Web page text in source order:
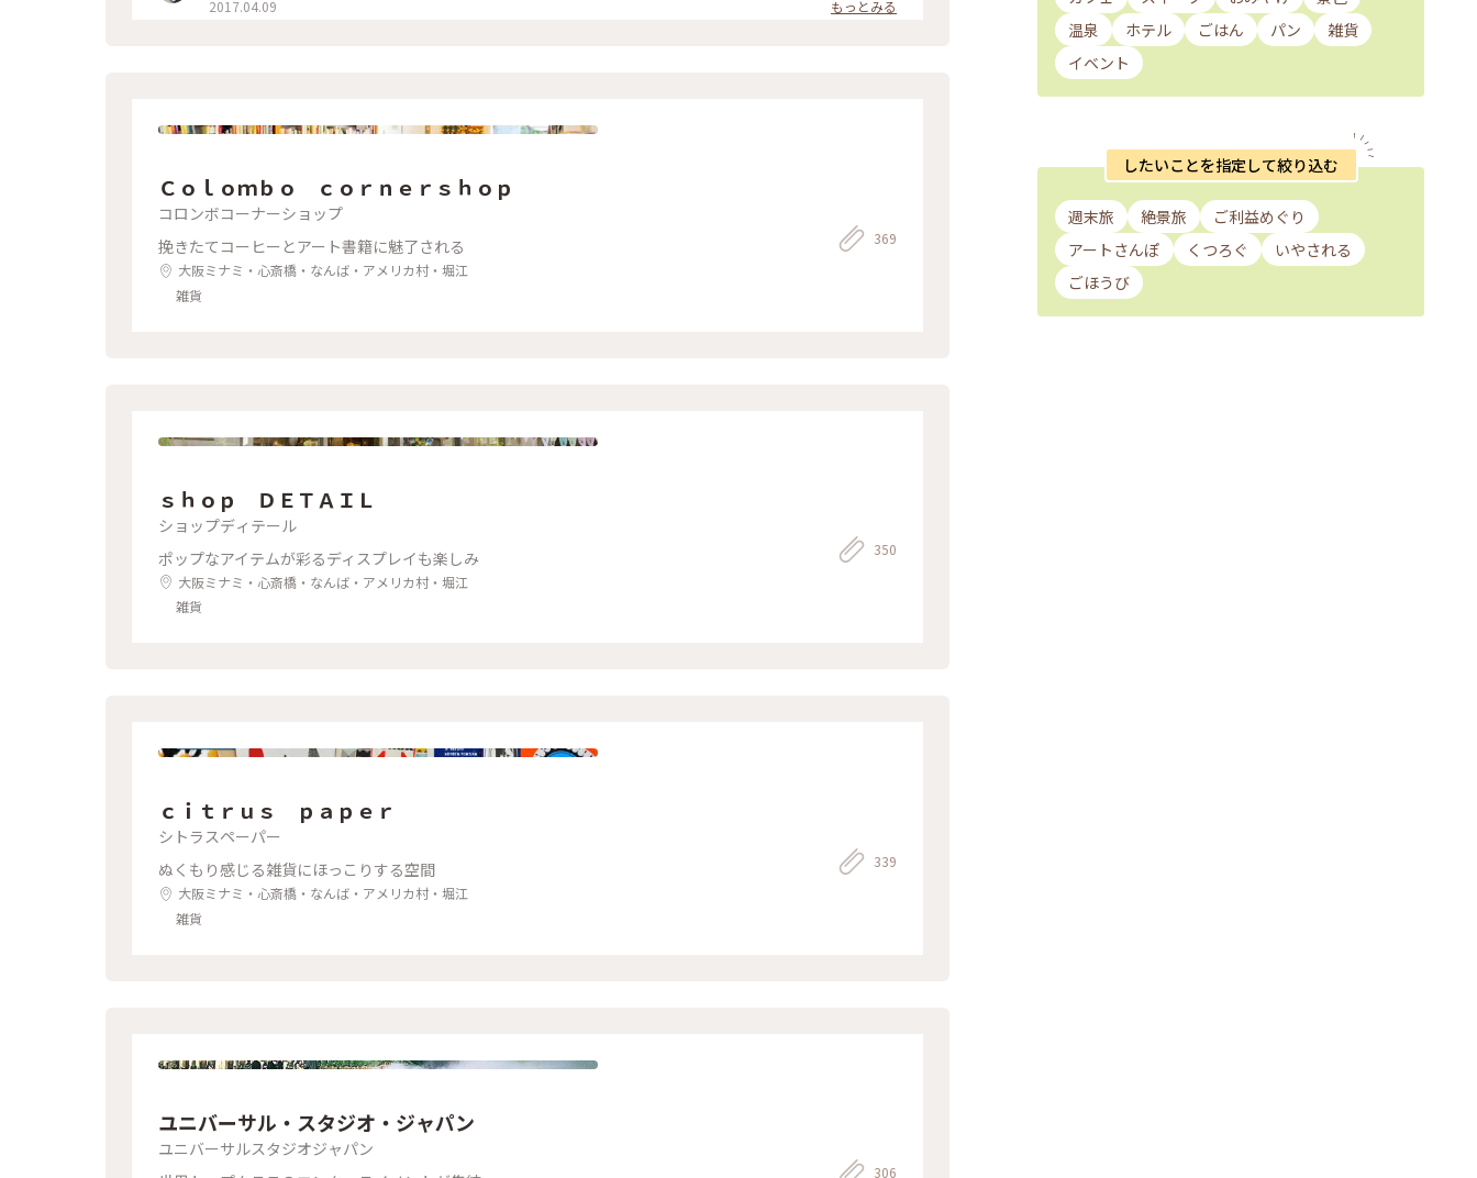
2017.04.09
もっとみる
Ｃｏｌｏｍｂｏ ｃｏｒｎｅｒｓｈｏｐ
コロンボコーナーショップ
挽きたてコーヒーとアート書籍に魅了される
大阪ミナミ・心斎橋・なんば・アメリカ村・堀江
雑貨
369
ｓｈｏｐ ＤＥＴＡＩＬ
ショップディテール
ポップなアイテムが彩るディスプレイも楽しみ
大阪ミナミ・心斎橋・なんば・アメリカ村・堀江
雑貨
350
ｃｉｔｒｕｓ ｐａｐｅｒ
シトラスペーパー
ぬくもり感じる雑貨にほっこりする空間
大阪ミナミ・心斎橋・なんば・アメリカ村・堀江
雑貨
339
ユニバーサル・スタジオ・ジャパン
ユニバーサルスタジオジャパン
306
温泉
ホテル ごはん パン
雑貨
イベント
したいことを指定して絞り込む
週末旅 絶景旅
ご利益めぐり
アートさんぽ
くつろぐ
いやされる
ごほうび